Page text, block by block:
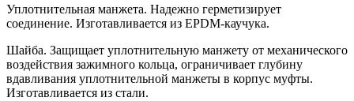
Уплотнительная манжета. Надежно герметизирует
соединение. Изготавливается из EPDM-каучука.
Шайба. Защищает уплотнительную манжету от механического
воздействия зажимного кольца, ограничивает глубину
вдавливания уплотнительной манжеты в корпус муфты.
Изготавливается из стали.